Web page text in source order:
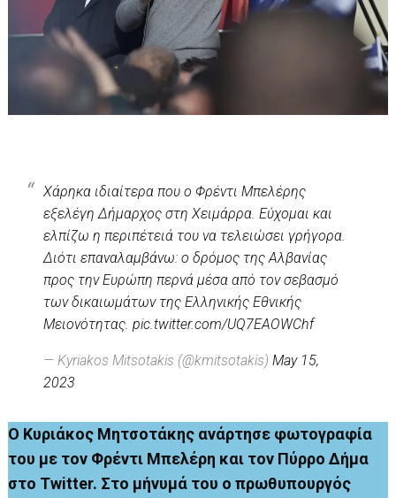
Χάρηκα ιδιαίτερα που ο Φρέντι Μπελέρης
εξελέγη Δήμαρχος στη Χειμάρρα. Εύχομαι και
ελπίζω η περιπέτειά του να τελειώσει γρήγορα.
Διότι επαναλαμβάνω: ο δρόμος της Αλβανίας
προς την Ευρώπη περνά μέσα από τον σεβασμό
των δικαιωμάτων της Ελληνικής Εθνικής
Μειονότητας.pic.twitter.com/UQ7EAOWChf
— Kyriakos Mitsotakis (@kmitsotakis)May 15,
2023
Ο Κυριάκος Μητσοτάκης ανάρτησε φωτογραφία
του με τον Φρέντι Μπελέρη και τον Πύρρο Δήμα
στο Τwitter. Στο μήνυμά του ο πρωθυπουργός